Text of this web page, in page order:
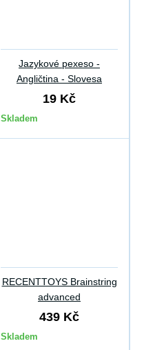
Jazykové pexeso -
Angličtina - Slovesa
19 Kč
Skladem
RECENTTOYS Brainstring
advanced
439 Kč
Skladem